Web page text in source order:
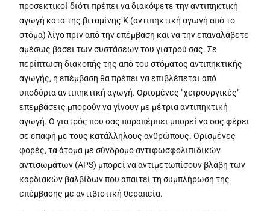
προσεκτικοί διότι πρέπει να διακόψετε την αντιπηκτική
αγωγή κατά της βιταμίνης Κ (αντιπηκτική αγωγή από το
στόμα) λίγο πριν από την επέμβαση και να την επαναλάβετε
αμέσως βάσει των συστάσεων του γιατρού σας. Σε
περίπτωση διακοπής της από του στόματος αντιπηκτικής
αγωγής, η επέμβαση θα πρέπει να επιβλέπεται από
υποδόρια αντιπηκτική αγωγή. Ορισμένες "χειρουργικές"
επεμβάσεις μπορούν να γίνουν με μέτρια αντιπηκτική
αγωγή. Ο γιατρός που σας παραπέμπει μπορεί να σας φέρει
σε επαφή με τους κατάλληλους ανθρώπους. Ορισμένες
φορές, τα άτομα με σύνδρομο αντιφωσφολιπιδικών
αντισωμάτων (APS) μπορεί να αντιμετωπίσουν βλάβη των
καρδιακών βαλβίδων που απαιτεί τη συμπλήρωση της
επέμβασης με αντιβιοτική θεραπεία.